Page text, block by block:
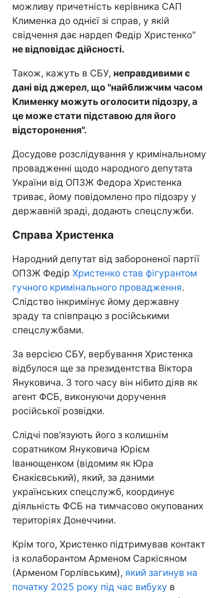
можливу причетність керівника САП
Клименка до однієї зі справ, у якій
свідчення дає нардеп Федір Христенко"
не відповідає дійсності.
Також, кажуть в СБУ, неправдивими є
дані від джерел, що "найближчим часом
Клименку можуть оголосити підозру, а
це може стати підставою для його
відсторонення".
Досудове розслідування у кримінальному
провадженні щодо народного депутата
України від ОПЗЖ Федора Христенка
триває, йому повідомлено про підозру у
державній зраді, додають спецслужби.
Справа Христенка
Народний депутат від забороненої партії
ОПЗЖ Федір Христенко став фігурантом
гучного кримінального провадження.
Слідство інкримінує йому державну
зраду та співпрацю з російськими
спецслужбами.
За версією СБУ, вербування Христенка
відбулося ще за президентства Віктора
Януковича. З того часу він нібито діяв як
агент ФСБ, виконуючи доручення
російської розвідки.
Слідчі пов’язують його з колишнім
соратником Януковича Юрієм
Іванющенком (відомим як Юра
Єнакієвський), який, за даними
українських спецслужб, координує
діяльність ФСБ на тимчасово окупованих
територіях Донеччини.
Крім того, Христенко підтримував контакт
із колаборантом Арменом Саркісяном
(Арменом Горлівським), який загинув на
початку 2025 року під час вибуху в